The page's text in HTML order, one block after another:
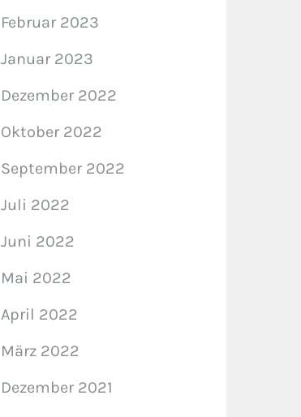
Februar 2023
Januar 2023
Dezember 2022
Oktober 2022
September 2022
Juli 2022
Juni 2022
Mai 2022
April 2022
März 2022
Dezember 2021